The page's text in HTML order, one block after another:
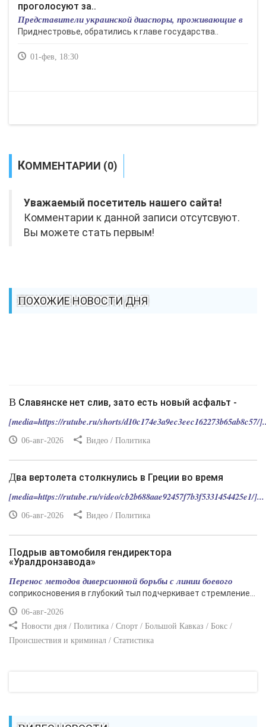
проголосуют за..
Представители украинской диаспоры, проживающие в
Приднестровье, обратились к главе государства..
01-фев, 18:30
КОММЕНТАРИИ (0)
Уважаемый посетитель нашего сайта!
Комментарии к данной записи отсутсвуют.
Вы можете стать первым!
ПОХОЖИЕ НОВОСТИ ДНЯ
В Славянске нет слив, зато есть новый асфальт -
[media=https://rutube.ru/shorts/d10c174e3a9ec3eec162273b65ab8c57/
06-авг-2026 Видео / Политика
Два вертолета столкнулись в Греции во время
[media=https://rutube.ru/video/cb2b688aae92457f7b3f5331454425e1/]...
06-авг-2026 Видео / Политика
Подрыв автомобиля гендиректора
«Уралдронзавода»
Перенос методов диверсионной борьбы с линии боевого
соприкосновения в глубокий тыл подчеркивает стремление...
06-авг-2026
Новости дня / Политика / Спорт / Большой Кавказ / Бокс /
Происшествия и криминал / Статистика